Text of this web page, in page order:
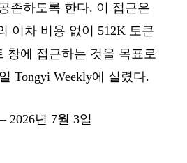
존하도록 한다. 이 접근은
이차 비용 없이 512K 토큰
창에 접근하는 것을 목표로
Tongyi Weekly에 실렸다.
2026년 7월 3일